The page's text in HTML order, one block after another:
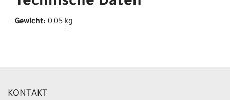
Gewicht: 0,05 kg
KONTAKT